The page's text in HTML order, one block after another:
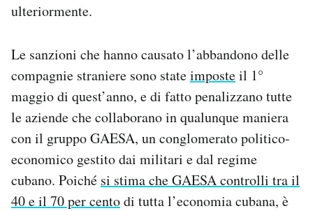
ulteriormente.
Le sanzioni che hanno causato l’abbandono delle
compagnie straniere sono stateimposteil 1°
maggio di quest’anno, e di fatto penalizzano tutte
le aziende che collaborano in qualunque maniera
con il gruppo GAESA, un conglomerato politico-
economico gestito dai militari e dal regime
cubano. Poiché si stima che GAESA controlli tra il
40 e il 70 per centodi tutta l’economia cubana, è